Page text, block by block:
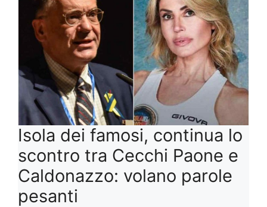
Isola dei famosi, continua lo
scontro tra Cecchi Paone e
Caldonazzo: volano parole
pesanti